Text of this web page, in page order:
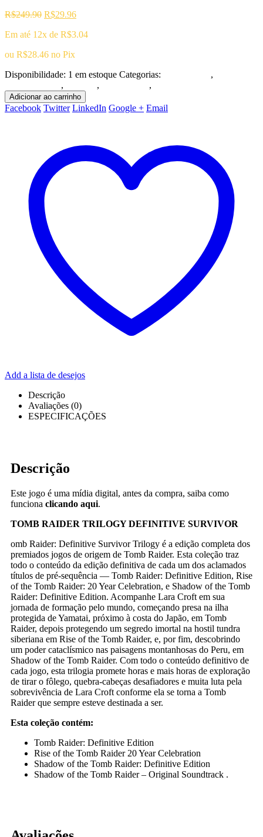
R$249.90 O
original
R$249.90.
R$29.96O
atual
Em até 12x de R$3.04
ou R$28.46 no Pix
Disponibilidade: 1 em estoque Categorias:
,
, , ,
Adicionar ao carrinho
Facebook Twitter LinkedIn Google + Email
Add a lista de desejos
Descrição
Avaliações (0)
ESPECIFICAÇÕES
Descrição
Este jogo é uma mídia digital, antes da compra, saiba como
funciona clicando aqui.
TOMB RAIDER TRILOGY DEFINITIVE SURVIVOR
omb Raider: Definitive Survivor Trilogy é a edição completa dos
premiados jogos de origem de Tomb Raider. Esta coleção traz
todo o conteúdo da edição definitiva de cada um dos aclamados
títulos de pré-sequência — Tomb Raider: Definitive Edition, Rise
of the Tomb Raider: 20 Year Celebration, e Shadow of the Tomb
Raider: Definitive Edition. Acompanhe Lara Croft em sua
jornada de formação pelo mundo, começando presa na ilha
protegida de Yamatai, próximo à costa do Japão, em Tomb
Raider, depois protegendo um segredo imortal na hostil tundra
siberiana em Rise of the Tomb Raider, e, por fim, descobrindo
um poder cataclísmico nas paisagens montanhosas do Peru, em
Shadow of the Tomb Raider. Com todo o conteúdo definitivo de
cada jogo, esta trilogia promete horas e mais horas de exploração
de tirar o fôlego, quebra-cabeças desafiadores e muita luta pela
sobrevivência de Lara Croft conforme ela se torna a Tomb
Raider que sempre esteve destinada a ser.
Esta coleção contém:
Tomb Raider: Definitive Edition
Rise of the Tomb Raider 20 Year Celebration
Shadow of the Tomb Raider: Definitive Edition
Shadow of the Tomb Raider – Original Soundtrack .